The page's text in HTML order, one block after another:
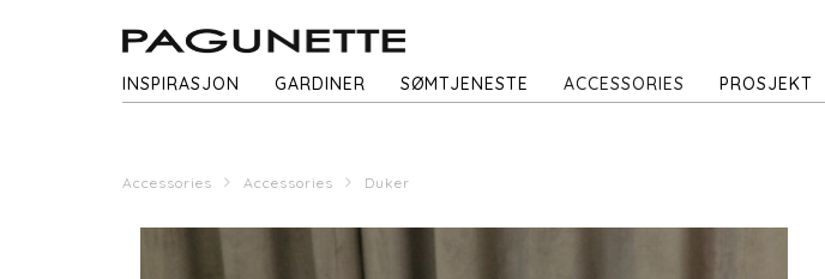
INSPIRASJON GARDINER SØMTJENESTE ACCESSORIES PROSJEKT
Accessories Accessories Duker